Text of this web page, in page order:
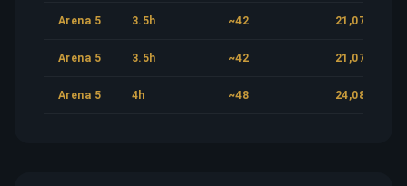
Arena 5 3.5h ~42 21,07 €
Arena 5 3.5h ~42 21,07 €
Arena 5 4h ~48 24,08 €